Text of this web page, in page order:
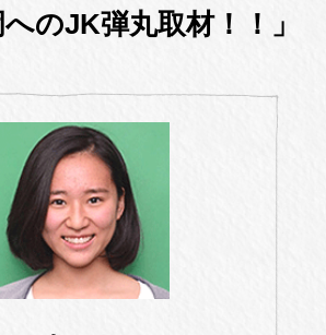
のJK弾丸取材！！」